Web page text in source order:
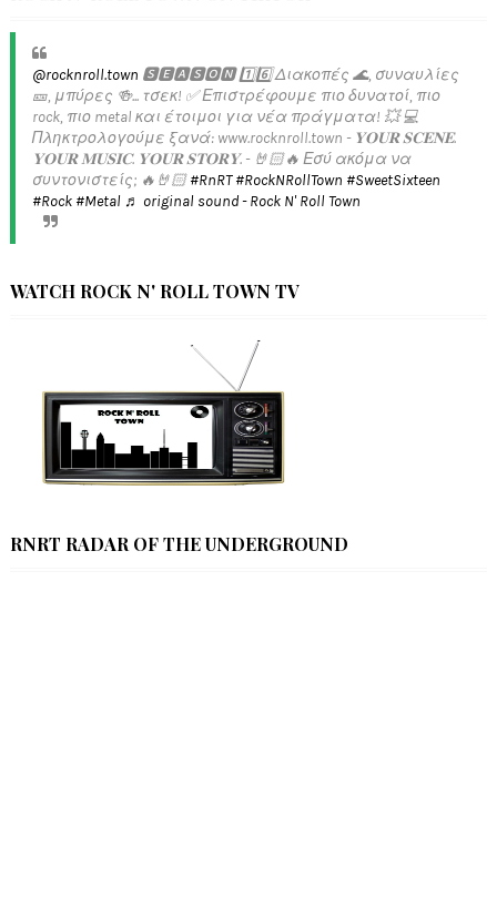
@rocknroll.town 🆂🅴🅰🆂🅾🅽 1️⃣6️⃣ Διακοπές 🌊, συναυλίες
🎫, μπύρες 🍻... τσεκ! ✅️ Επιστρέφουμε πιο δυνατοί, πιο
rock, πιο metal και έτοιμοι για νέα πράγματα! 💥 💻
Πληκτρολογούμε ξανά: www.rocknroll.town - 𝐘𝐎𝐔𝐑 𝐒𝐂𝐄𝐍𝐄.
𝐘𝐎𝐔𝐑 𝐌𝐔𝐒𝐈𝐂. 𝐘𝐎𝐔𝐑 𝐒𝐓𝐎𝐑𝐘. - 🤘🏻🔥 Εσύ ακόμα να
συντονιστείς; 🔥🤘🏻#RnRT #RockNRollTown #SweetSixteen
#Rock #Metal ♬ original sound - Rock N' Roll Town
WATCH ROCK N' ROLL TOWN TV
RNRT RADAR OF THE UNDERGROUND